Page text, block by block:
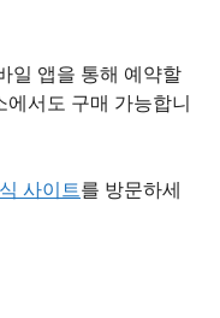
일 앱을 통해 예약할
서도 구매 가능합니
사이트를 방문하세